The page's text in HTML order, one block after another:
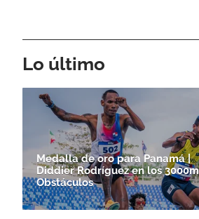
Lo último
Medalla de oro para Panamá |
Diddier Rodríguez en los
Obstáculos